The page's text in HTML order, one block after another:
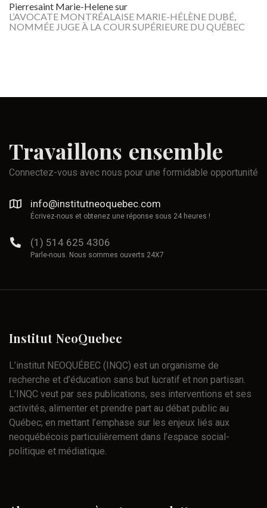
Pierresaint Marie-Helenesur
L’AVOCATE MONTRÉALAISE MARIE-HÉLÈNE DUBÉ,
NOMMÉE JUGE À LA COUR SUPÉRIEURE DU QUÉBEC
Travaillons ensemble
Connectez-vous avec nous pour une formidable opportunité
info@institutneoquebec.com
Écrivez-nous et obtenez une réponse sous 24 heures !
(1) 514 625 4306
Parle-nous. Nous sommes ouverts 24X7
Institut NeoQuebec
L’institut NEOQUÉBEC (INQC) est un organisme de
recherche et d’éducation sans but lucratif et non partisan.
L’INQC veut par ses publications, ses interventions et ses
activités, alimenter et prendre part au débat public au
Québec; en mettant l’emphase sur les enjeux liés aux
neoquébécois particulièrement dans l’espace social-
politique et médiatique.